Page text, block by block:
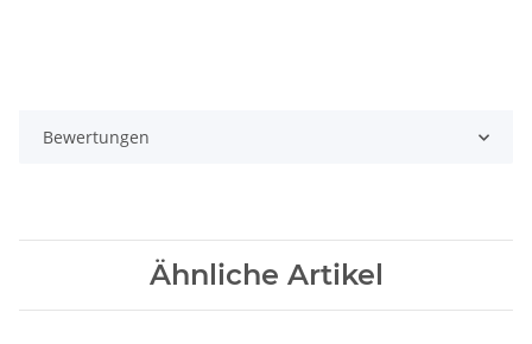
Bewertungen
Ähnliche Artikel